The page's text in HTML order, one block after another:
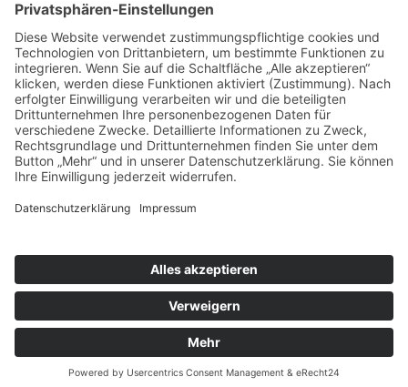
SONSTIGE
KONTAKT
FACEBOOK
IMPRESSUM
DATENSCHUTZ
Copyright © 2019–2026 Verkehrshistorische
Arbeitsgemeinschaft Bogestra e.V.. Alle Rechte vorbehalten.
Cookie-Einstellungen|Impressum|Datenschutz